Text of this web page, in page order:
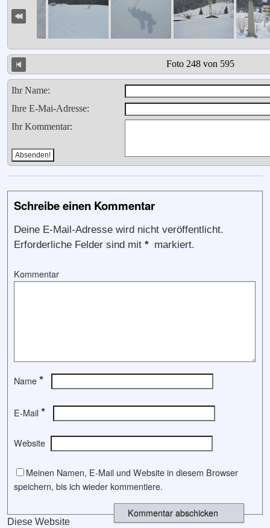
Foto 248 von 595
Ihr Name:
Ihre E-Mai-Adresse:
Ihr Kommentar:
Schreibe einen Kommentar
Deine E-Mail-Adresse wird nicht veröffentlicht.
Erforderliche Felder sind mit * markiert.
Kommentar
Name *
E-Mail *
Website
Meinen Namen, E-Mail und Website in diesem Browser
speichern, bis ich wieder kommentiere.
Diese Website